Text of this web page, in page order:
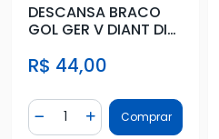
DESCANSA BRACO
GOL GER V DIANT DIR
ELETRI
R$ 44,00
Diminuir Quantidade
Quantidade
Adicionar Quantidade
Comprar